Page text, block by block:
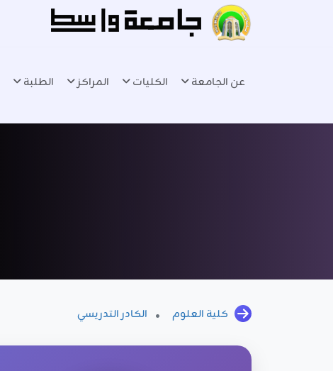
عن الجامعة الكليات المراكز الطلبة
كلية العلوم الكادر التدريسي